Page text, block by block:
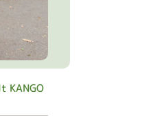
KANGO